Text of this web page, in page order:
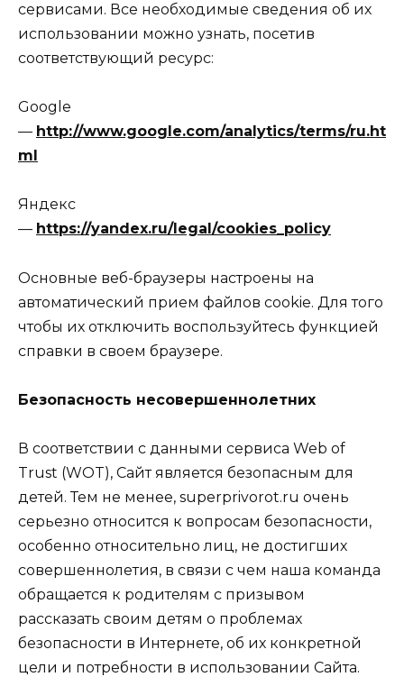
сервисами. Все необходимые сведения об их
использовании можно узнать, посетив
соответствующий ресурс:
Google
— http://www.google.com/analytics/terms/ru.ht
ml
Яндекс
— https://yandex.ru/legal/cookies_policy
Основные веб-браузеры настроены на
автоматический прием файлов cookie. Для того
чтобы их отключить воспользуйтесь функцией
справки в своем браузере.
Безопасность несовершеннолетних
В соответствии с данными сервиса Web of
Trust (WOT), Сайт является безопасным для
детей. Тем не менее, superprivorot.ru очень
серьезно относится к вопросам безопасности,
особенно относительно лиц, не достигших
совершеннолетия, в связи с чем наша команда
обращается к родителям с призывом
рассказать своим детям о проблемах
безопасности в Интернете, об их конкретной
цели и потребности в использовании Сайта.